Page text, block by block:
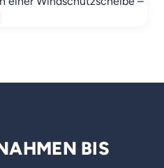
BIS Z